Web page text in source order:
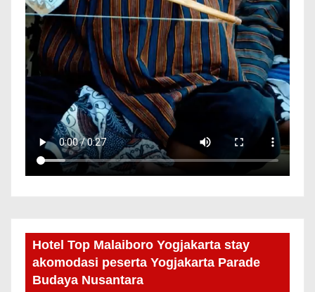
Hotel Top Malaiboro Yogjakarta stay
akomodasi peserta Yogjakarta Parade
Budaya Nusantara